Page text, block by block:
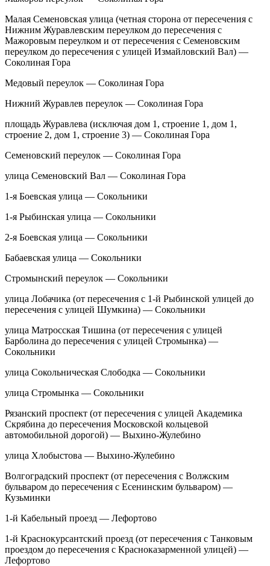
Малая Семеновская улица (четная сторона от пересечения с
Нижним Журавлевским переулком до пересечения с
Мажоровым переулком и от пересечения с Семеновским
переулком до пересечения с улицей Измайловский Вал) —
Соколиная Гора
Медовый переулок — Соколиная Гора
Нижний Журавлев переулок — Соколиная Гора
площадь Журавлева (исключая дом 1, строение 1, дом 1,
строение 2, дом 1, строение 3) — Соколиная Гора
Семеновский переулок — Соколиная Гора
улица Семеновский Вал — Соколиная Гора
1-я Боевская улица — Сокольники
1-я Рыбинская улица — Сокольники
2-я Боевская улица — Сокольники
Бабаевская улица — Сокольники
Стромынский переулок — Сокольники
улица Лобачика (от пересечения с 1-й Рыбинской улицей до
пересечения с улицей Шумкина) — Сокольники
улица Матросская Тишина (от пересечения с улицей
Барболина до пересечения с улицей Стромынка) —
Сокольники
улица Сокольническая Слободка — Сокольники
улица Стромынка — Сокольники
Рязанский проспект (от пересечения с улицей Академика
Скрябина до пересечения Московской кольцевой
автомобильной дорогой) — Выхино-Жулебино
улица Хлобыстова — Выхино-Жулебино
Волгоградский проспект (от пересечения с Волжским
бульваром до пересечения с Есенинским бульваром) —
Кузьминки
1-й Кабельный проезд — Лефортово
1-й Краснокурсантский проезд (от пересечения с Танковым
проездом до пересечения с Красноказарменной улицей) —
Лефортово